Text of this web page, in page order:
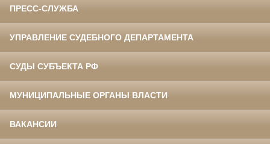
ПРЕСС-СЛУЖБА
УПРАВЛЕНИЕ СУДЕБНОГО ДЕПАРТАМЕНТА
СУДЫ СУБЪЕКТА РФ
МУНИЦИПАЛЬНЫЕ ОРГАНЫ ВЛАСТИ
ВАКАНСИИ